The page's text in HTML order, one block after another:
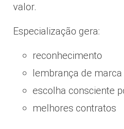
valor.
Especialização gera:
reconhecimento
lembrança de marca
escolha consciente
melhores contratos